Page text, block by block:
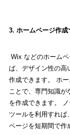
3. ホームページ作成
ば、デザイン性の高
作成できます。 ホ
ことで、専門知識
を作成できます。
ツールを利用すれば
ページを短期間で作